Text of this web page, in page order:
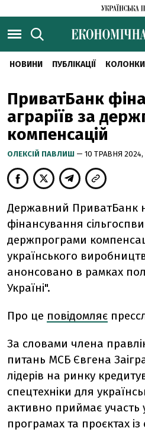
НОВИНИ ПУБЛІКАЦІЇ КОЛОНКИ
ПриватБанк
аграріїв за
компенсацій
ОЛЕКСІЙ ПАВЛИШ — 10 ТРАВНЯ 2024,
Державний ПриватБанк
фінансування
держпрограми
українського
анонсовано в рамках
Україні".
Про це повідомляє
За словами члена
питань МСБ Євгена
лідерів на ринку
спецтехніки для
активно приймає участь
програмах та проєктах